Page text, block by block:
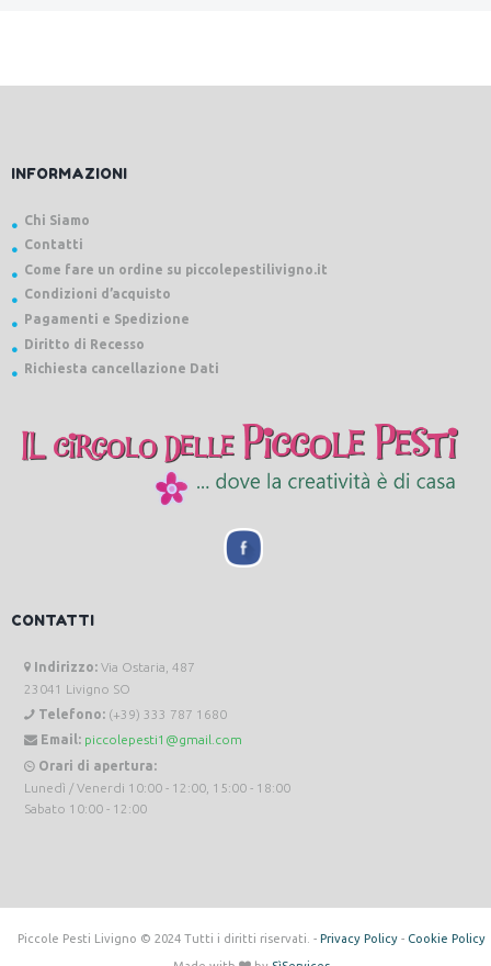
INFORMAZIONI
Chi Siamo
Contatti
Come fare un ordine su piccolepestilivigno.it
Condizioni d’acquisto
Pagamenti e Spedizione
Diritto di Recesso
Richiesta cancellazione Dati
CONTATTI
Indirizzo: Via Ostaria, 487
23041 Livigno SO
Telefono: (+39) 333 787 1680
Email: piccolepesti1@gmail.com
Orari di apertura:
Lunedì / Venerdi 10:00 - 12:00, 15:00 - 18:00
Sabato 10:00 - 12:00
Piccole Pesti Livigno © 2024 Tutti i diritti riservati. - Privacy Policy- Cookie Policy